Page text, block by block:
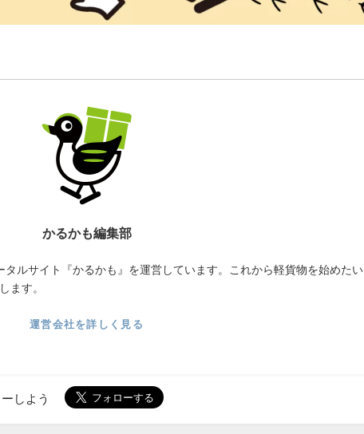
かるかも編集部
タルサイト『かるかも』を運営しています。これから軽貨物を始めたい
ます。
運営会社を詳しく見る
しよう